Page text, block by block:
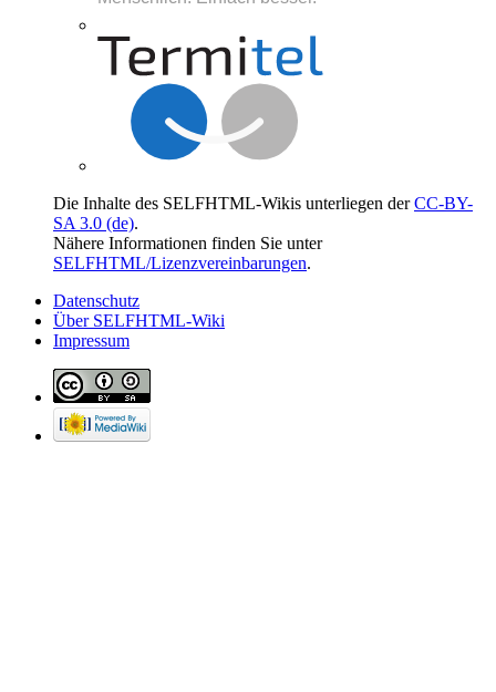
Die Inhalte des SELFHTML-Wikis unterliegen derCC-BY-
SA 3.0 (de).
Nähere Informationen finden Sie unter
SELFHTML/Lizenzvereinbarungen.
Datenschutz
Über SELFHTML-Wiki
Impressum